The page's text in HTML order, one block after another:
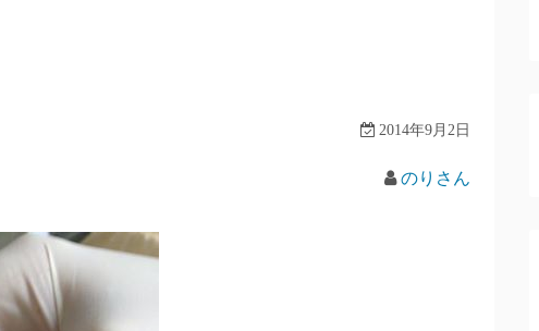
2014年9月2日
のりさん